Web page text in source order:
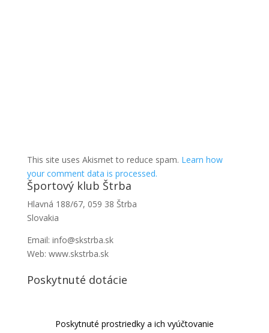
This site uses Akismet to reduce spam. Learn how
your comment data is processed.
Športový klub Štrba
Hlavná 188/67, 059 38 Štrba
Slovakia
Email: info@skstrba.sk
Web: www.skstrba.sk
Poskytnuté dotácie
Poskytnuté prostriedky a ich vyúčtovanie